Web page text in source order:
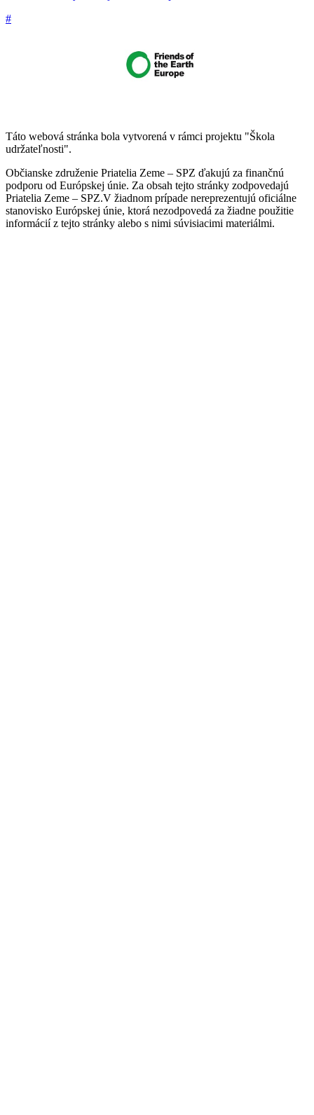
#
Táto webová stránka bola vytvorená v rámci projektu "Škola
udržateľnosti".
Občianske združenie Priatelia Zeme – SPZ ďakujú za finančnú
podporu od Európskej únie. Za obsah tejto stránky zodpovedajú
Priatelia Zeme – SPZ.V žiadnom prípade nereprezentujú oficiálne
stanovisko Európskej únie, ktorá nezodpovedá za žiadne použitie
informácií z tejto stránky alebo s nimi súvisiacimi materiálmi.